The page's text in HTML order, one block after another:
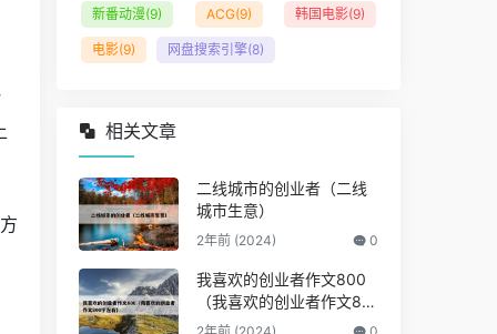
新番动漫(9) ACG(9) 韩国电影(9)
电影(9) 网盘搜索引擎(8)
相关文章
二线城市的创业者（二线
城市生意）
2年前 (2024) 0
我喜欢的创业者作文800
（我喜欢的创业者作文80
0字左右）